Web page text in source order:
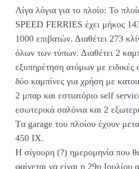
Λίγα λόγια για το πλοίο: Το
SPEED FERRIES έχει μήκος
1000 επιβατών. Διαθέτει 273
όλων των τύπων. Διαθέτει 2
εξυπηρέτηση ατόμων με ειδικές
δύο καμπίνες για χρήση με
2 μπαρ και εστιατόριο self
εσωτερικά σαλόνια και 2
Tα garage του πλοίου έχουν
450 ΙΧ.
Η σίγουρη (?) ημερομηνία που
φαίνεται να είναι η 29η Ιουλίου